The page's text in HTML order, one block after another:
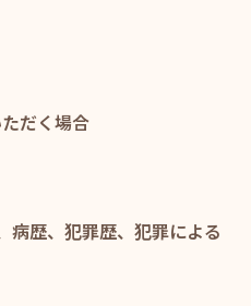
だく場合
病歴、犯罪歴、犯罪による